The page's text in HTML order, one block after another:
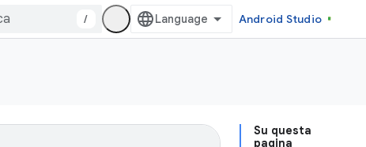
/ Android Studio
Su questa
pagina